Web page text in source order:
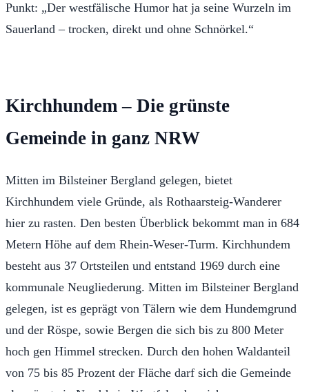
Punkt: „Der westfälische Humor hat ja seine Wurzeln im
Sauerland – trocken, direkt und ohne Schnörkel.“
Kirchhundem – Die grünste
Gemeinde in ganz NRW
Mitten im Bilsteiner Bergland gelegen, bietet
Kirchhundem viele Gründe, als Rothaarsteig-Wanderer
hier zu rasten. Den besten Überblick bekommt man in 684
Metern Höhe auf dem Rhein-Weser-Turm. Kirchhundem
besteht aus 37 Ortsteilen und entstand 1969 durch eine
kommunale Neugliederung. Mitten im Bilsteiner Bergland
gelegen, ist es geprägt von Tälern wie dem Hundemgrund
und der Röspe, sowie Bergen die sich bis zu 800 Meter
hoch gen Himmel strecken. Durch den hohen Waldanteil
von 75 bis 85 Prozent der Fläche darf sich die Gemeinde